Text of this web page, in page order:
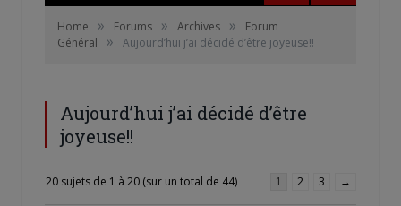
Home » Forums » Archives »
Forum
Général
» Aujourd’hui j’ai décidé d’être joyeuse!!
Aujourd’hui j’ai décidé d’être
joyeuse!!
20 sujets de 1 à 20 (sur un total de 44) 1 2 3 →